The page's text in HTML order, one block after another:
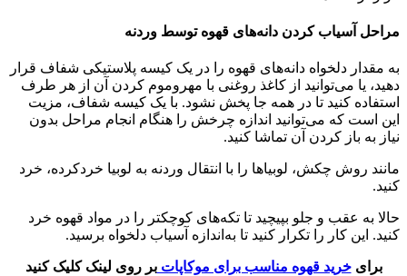
مراحل آسیاب کردن دانه‌های قهوه توسط وردنه
به مقدار دلخواه دانه‌های قهوه را در یک کیسه پلاستیکی شفاف قرار
دهید، یا می‌توانید از کاغذ روغنی با مهروموم کردن آن از هر طرف
استفاده کنید تا در همه جا پخش نشود. با یک کیسه شفاف، مزیت
این است که می‌توانید اندازه چرخش را هنگام انجام مراحل بدون
نیاز به باز کردن آن تماشا کنید.
مانند روش چکش، لوبیاها را با انتقال وردنه به لوبیا خردکرده، خرد
کنید.
حالا به عقب و جلو بپیچید تا تکه‌های کوچکتر را در مواد قهوه خرد
کنید. این کار را تکرار کنید تا به‌اندازه آسیاب دلخواه برسید.
برایخرید قهوه مناسب برای موکاپاتبر روی لینک کلیک کنید